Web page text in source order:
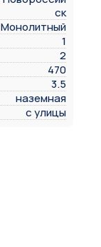
ск
Монолитный
1
2
470
3.5
наземная
с улицы